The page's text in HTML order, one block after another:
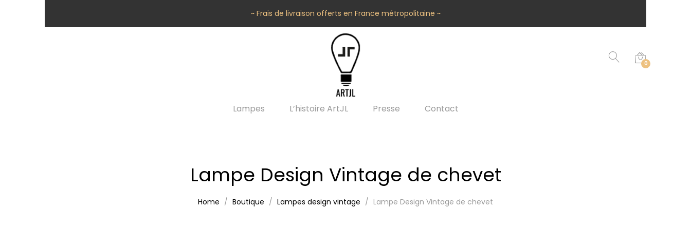
~ Frais de livraison offerts en France métropolitaine ~
0
Lampes L’histoire ArtJL Presse Contact
Lampe Design Vintage de chevet
Home Boutique Lampes design vintage Lampe Design Vintage de chevet